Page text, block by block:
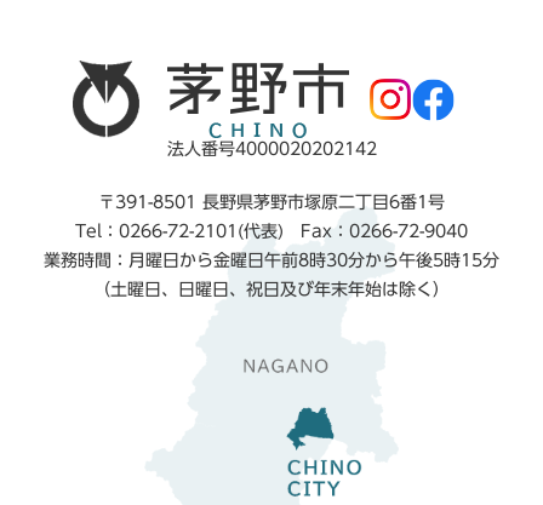
法人番号4000020202142
〒391-8501 長野県茅野市塚原二丁目6番1号
Tel：0266-72-2101(代表) Fax：0266-72-9040
業務時間：月曜日から金曜日午前8時30分から午後5時15分
（土曜日、日曜日、祝日及び年末年始は除く）